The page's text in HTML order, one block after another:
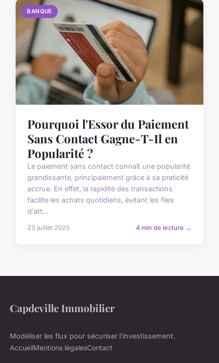
BANQUE
Pourquoi l'Essor du Paiement
Sans Contact Gagne-T-Il en
Popularité ?
Le paiement sans contact connaît une popularité
grandissante, principalement grâce à sa praticité
accrue. En effet, la rapidité des transactions
facilite les achats quotidiens, évitant les files
d'att...
23 juillet 2025 4 min de lecture →
Capdeville Immobilier
Modéliser les flux pour sécuriser l'investissement.
AccueilMentions légalesContact